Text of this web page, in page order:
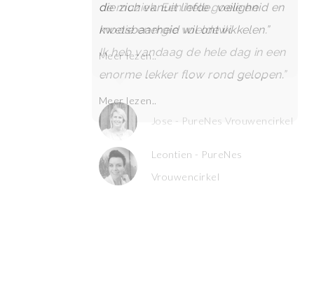
die zich vanuit liefde, veiligheid en
kwetsbaarheid wil ontwikkelen.”
Meer lezen..
Jose - PureNes Vrouwencirkel